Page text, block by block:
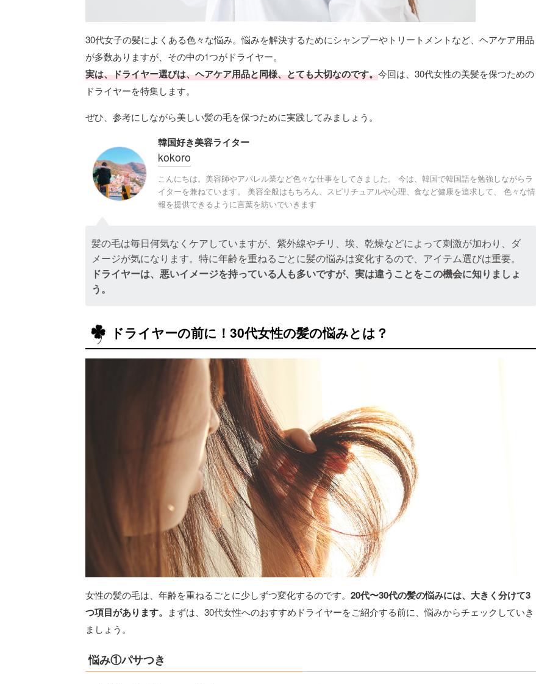
30代女子の髪によくある色々な悩み。悩みを解決するためにシャンプーやトリートメントなど、ヘアケア用品
が多数ありますが、その中の1つがドライヤー。
実は、ドライヤー選びは、ヘアケア用品と同様、とても大切なのです。今回は、30代女性の美髪を保つための
ドライヤーを特集します。
ぜひ、参考にしながら美しい髪の毛を保つために実践してみましょう。
韓国好き美容ライター
kokoro
こんにちは。美容師やアパレル業など色々な仕事をしてきました。 今は、韓国で韓国語を勉強しながらラ
イターを兼ねています。 美容全般はもちろん、スピリチュアルや心理、食など健康を追求して、 色々な情
報を提供できるように言葉を紡いでいきます
髪の毛は毎日何気なくケアしていますが、紫外線やチリ、埃、乾燥などによって刺激が加わり、ダ
メージが気になります。特に年齢を重ねるごとに髪の悩みは変化するので、アイテム選びは重要。
ドライヤーは、悪いイメージを持っている人も多いですが、実は違うことをこの機会に知りましょ
う。
ドライヤーの前に！30代女性の髪の悩みとは？
女性の髪の毛は、年齢を重ねるごとに少しずつ変化するのです。 20代〜30代の髪の悩みには、大きく分けて3
つ項目があります。 まずは、30代女性へのおすすめドライヤーをご紹介する前に、悩みからチェックしていき
ましょう。
悩み①パサつき